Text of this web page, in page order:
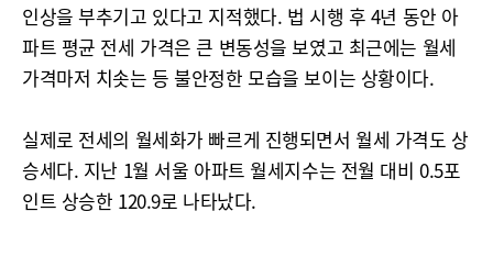
인상을 부추기고 있다고 지적했다. 법 시행 후 4년 동안 아
파트 평균 전세 가격은 큰 변동성을 보였고 최근에는 월세
가격마저 치솟는 등 불안정한 모습을 보이는 상황이다.
실제로 전세의 월세화가 빠르게 진행되면서 월세 가격도 상
승세다. 지난 1월 서울 아파트 월세지수는 전월 대비 0.5포
인트 상승한 120.9로 나타났다.